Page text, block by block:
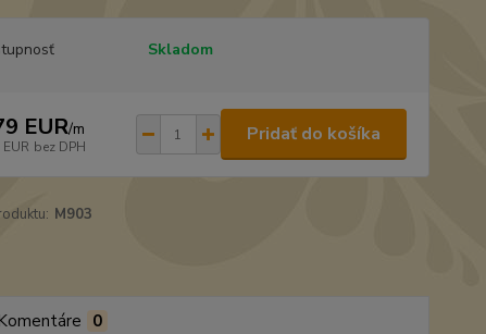
Skladom
EUR/m
bez DPH
Pridať do košíka
M903
0